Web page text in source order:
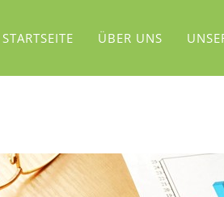
STARTSEITE ÜBER UNS